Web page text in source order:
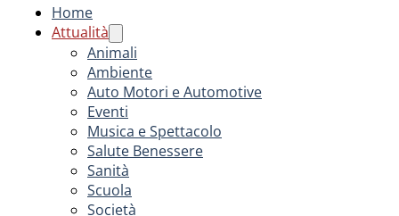
Home
Attualità
Animali
Ambiente
Auto Motori e Automotive
Eventi
Musica e Spettacolo
Salute Benessere
Sanità
Scuola
Società